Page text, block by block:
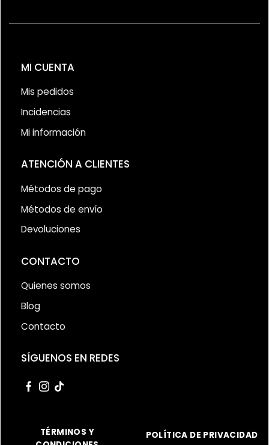
MI CUENTA
Mis pedidos
Incidencias
Mi información
ATENCIÓN A CLIENTES
Métodos de pago
Métodos de envío
Devoluciones
CONTACTO
Quienes somos
Blog
Contacto
SÍGUENOS EN REDES
TÉRMINOS Y
POLÍTICA DE PRIVACIDAD